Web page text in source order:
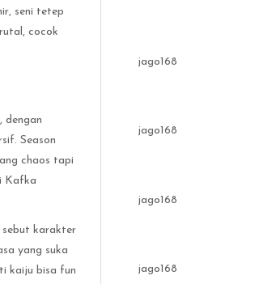
seni tetep
cocok
dengan
Season
chaos tapi
Kafka
sebut karakter
yang suka
kaiju bisa fun
jago168
jago168
jago168
jago168